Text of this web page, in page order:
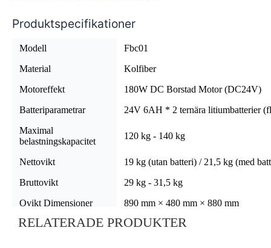
Produktspecifikationer
Modell
Fbc01
Material
Kolfiber
Motoreffekt
180W DC Borstad Motor (DC24V)
Batteriparametrar
24V 6AH * 2 ternära litiumbatterier
Maximal
belastningskapacitet
120 kg - 140 kg
Nettovikt
19 kg (utan batteri) / 21,5 kg (med
Bruttovikt
29 kg - 31,5 kg
Ovikt Dimensioner
890 mm × 480 mm × 880 mm
Vikta mått
400 mm × 480 mm × 680 mm
RELATERADE PRODUKTER